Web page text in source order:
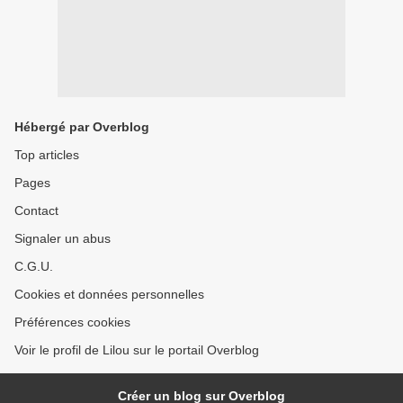
Hébergé par Overblog
Top articles
Pages
Contact
Signaler un abus
C.G.U.
Cookies et données personnelles
Préférences cookies
Voir le profil de Lilou sur le portail Overblog
Créer un blog sur Overblog